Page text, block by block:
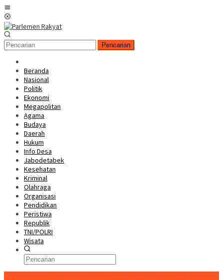
Loncat
ke
konten
Pencarian
Beranda
Nasional
Politik
Ekonomi
Megapolitan
Agama
Budaya
Daerah
Hukum
Info Desa
Jabodetabek
Kesehatan
Kriminal
Olahraga
Organisasi
Pendidikan
Peristiwa
Republik
TNI/POLRI
Wisata